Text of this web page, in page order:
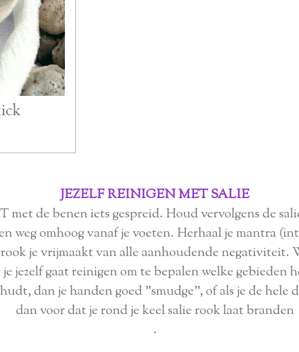
JEZELF REINIGEN MET SALIE
met de benen iets gespreid. Houd vervolgens de
weg omhoog vanaf je voeten. Herhaal je mantra
je vrijmaakt van alle aanhoudende negativiteit.
jezelf gaat reinigen om te bepalen welke gebieden
dan je handen goed "smudge", of als je de hele
dan voor dat je rond je keel salie rook laat branden
.